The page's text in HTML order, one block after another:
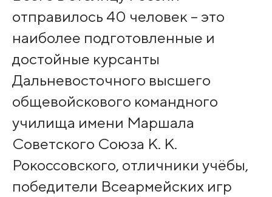
отправилось 40 человек – это
наиболее подготовленные и
достойные курсанты
Дальневосточного высшего
общевойскового командного
училища имени Маршала
Советского Союза К. К.
Рокоссовского, отличники учёбы,
победители Всеармейских игр